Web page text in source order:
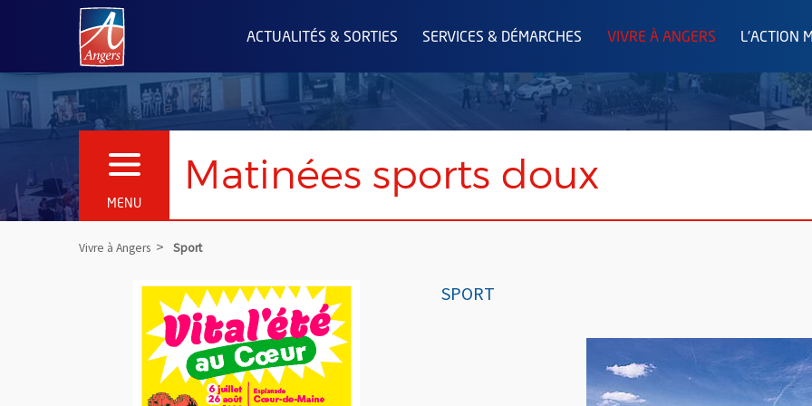
Angers.fr : Retour à l'accueil
ACTUALITÉS & SORTIES SERVICES & DÉMARCHES VIVRE À ANGERS L'ACTION
MENU
OUVRIR LE MENU Matinées sports doux
Vivre à Angers Sport
SPORT